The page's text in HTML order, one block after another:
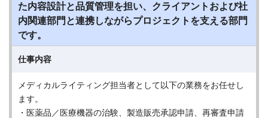
た内容設計と品質管理を担い、クライアントおよび社
内関連部門と連携しながらプロジェクトを支える部門
です。
仕事内容
メディカルライティング担当者として以下の業務をお任せし
ます。
・医薬品／医療機器の治験、製造販売承認申請、再審査申請